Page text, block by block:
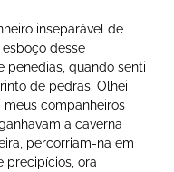
inseparável de
desse
penedias, quando senti
de pedras. Olhei
meus companheiros
a caverna
percorriam-na em
precipícios, ora